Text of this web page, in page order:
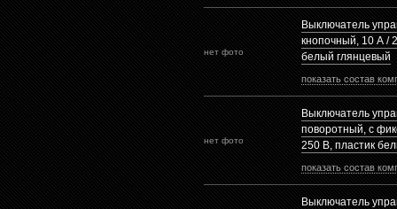
нет фото
Выключатель
кнопочный, 10 А /
белый глянцевый
показать состав
нет фото
Выключатель
поворотный, с
250 В, пластик
показать состав
Выключатель